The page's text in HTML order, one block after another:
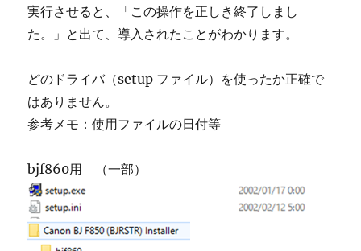
実行させると、「この操作を正しき終了しまし
た。」と出て、導入されたことがわかります。
どのドライバ（setup ファイル）を使ったか正確で
はありません。
参考メモ：使用ファイルの日付等
bjf860用 （一部）